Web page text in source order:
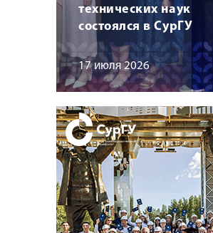
технических наук
состоялся в СурГУ
17 июля 2026